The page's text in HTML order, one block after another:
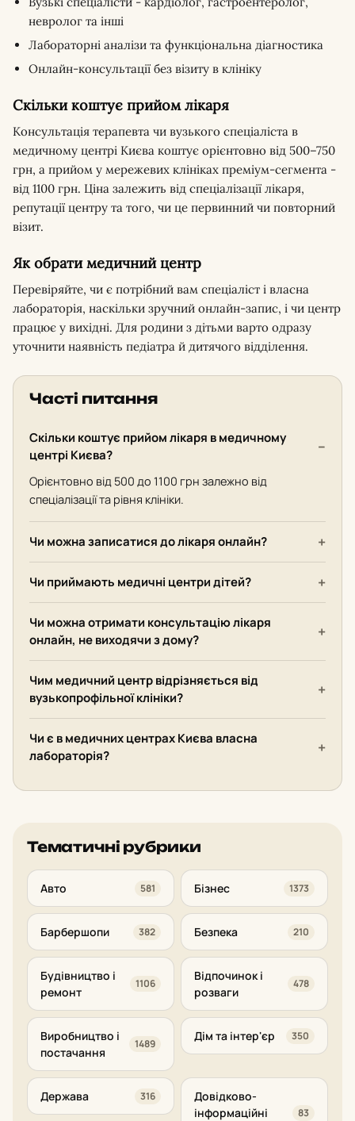
невролог та інші
Лабораторні аналізи та функціональна діагностика
Онлайн-консультації без візиту в клініку
Скільки коштує прийом лікаря
Консультація терапевта чи вузького спеціаліста в
медичному центрі Києва коштує орієнтовно від 500–750
грн, а прийом у мережевих клініках преміум-сегмента -
від 1100 грн. Ціна залежить від спеціалізації лікаря,
репутації центру та того, чи це первинний чи повторний
візит.
Як обрати медичний центр
Перевіряйте, чи є потрібний вам спеціаліст і власна
лабораторія, наскільки зручний онлайн-запис, і чи центр
працює у вихідні. Для родини з дітьми варто одразу
уточнити наявність педіатра й дитячого відділення.
Часті питання
Скільки коштує прийом лікаря в медичному
центрі Києва?
Орієнтовно від 500 до 1100 грн залежно від
спеціалізації та рівня клініки.
Чи можна записатися до лікаря онлайн?
Чи приймають медичні центри дітей?
Чи можна отримати консультацію лікаря
онлайн, не виходячи з дому?
Чим медичний центр відрізняється від
вузькопрофільної клініки?
Чи є в медичних центрах Києва власна
лабораторія?
Тематичні рубрики
Авто 581 Бізнес 1373
Барбершопи 382 Безпека 210
Будівництво і
ремонт
1106
Відпочинок і
розваги
478
Виробництво і
постачання
1489
Дім та інтер'єр 350
Держава 316
Довідково-
інформаційні
83